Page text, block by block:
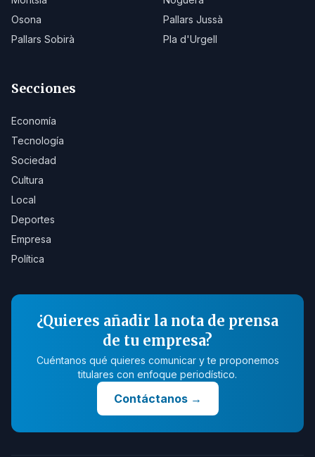
Osona
Pallars Jussà
Pallars Sobirà
Pla d'Urgell
Secciones
Economía
Tecnología
Sociedad
Cultura
Local
Deportes
Empresa
Política
¿Quieres añadir la nota de prensa
de tu empresa?
Cuéntanos qué quieres comunicar y te proponemos
titulares con enfoque periodístico.
Contáctanos→